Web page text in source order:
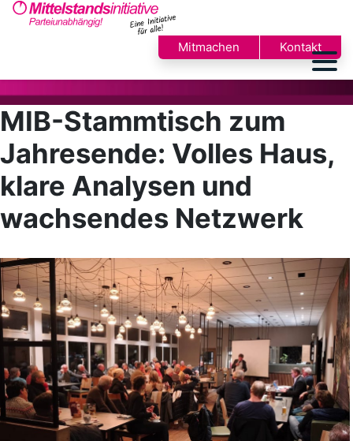
Mitmachen Kontakt
MIB-Stammtisch zum
Jahresende: Volles Haus,
klare Analysen und
wachsendes Netzwerk